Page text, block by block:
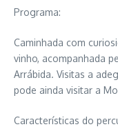
Programa:
Caminhada com
vinho, acompanhada
Arrábida. Visitas a
pode ainda visitar a
Características do